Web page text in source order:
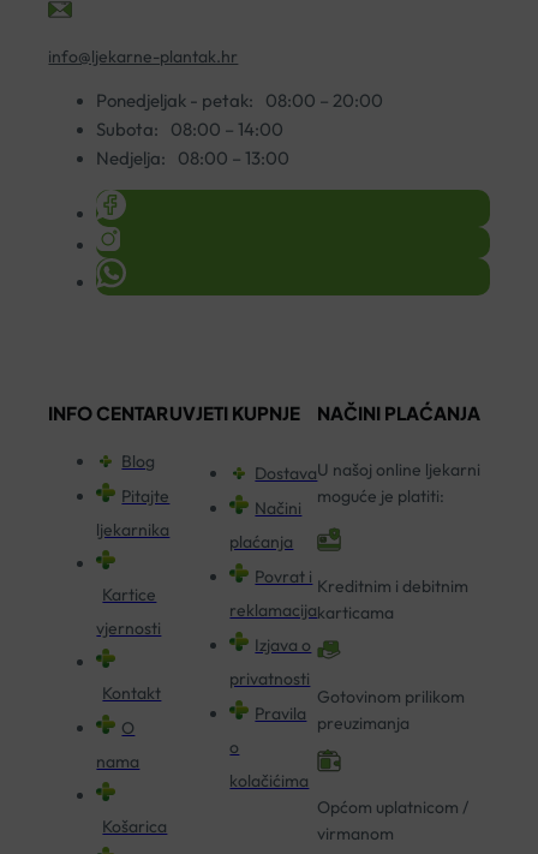
info@ljekarne-plantak.hr
Ponedjeljak - petak:
08:00 – 20:00
Subota:
08:00 – 14:00
Nedjelja:
08:00 – 13:00
INFO CENTAR
Blog
Pitajte
ljekarnika
Kartice
vjernosti
Kontakt
O
nama
Košarica
UVJETI KUPNJE
Dostava
Načini
plaćanja
Povrat i
reklamacija
Izjava o
privatnosti
Pravila
o
kolačićima
NAČINI PLAĆANJA
U našoj online ljekarni
moguće je platiti:
Kreditnim i debitnim
karticama
Gotovinom prilikom
preuzimanja
Općom uplatnicom /
virmanom